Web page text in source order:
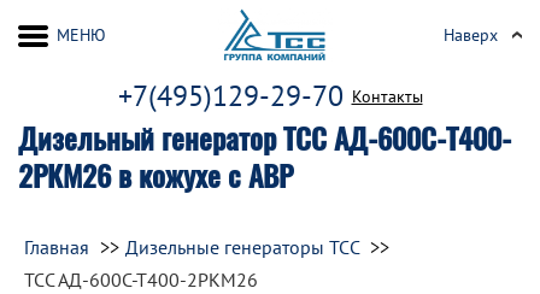
Дизельный генератор ТСС АД-600С-Т400-
2РКМ26 в кожухе с АВР
+7(495)129-29-70 Контакты
МЕНЮ Наверх
Главная
Дизельные генераторы ТСС
ТСС АД-600С-Т400-2РКМ26